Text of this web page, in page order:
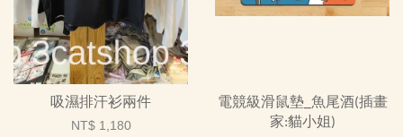
吸濕排汗衫兩件
NT$ 1,180
電競級滑鼠墊_魚尾酒(插畫
家:貓小姐)